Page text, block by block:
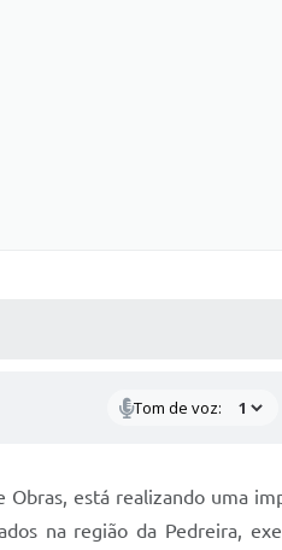
Tom de voz:
está realizando uma
na região da Pedreira,